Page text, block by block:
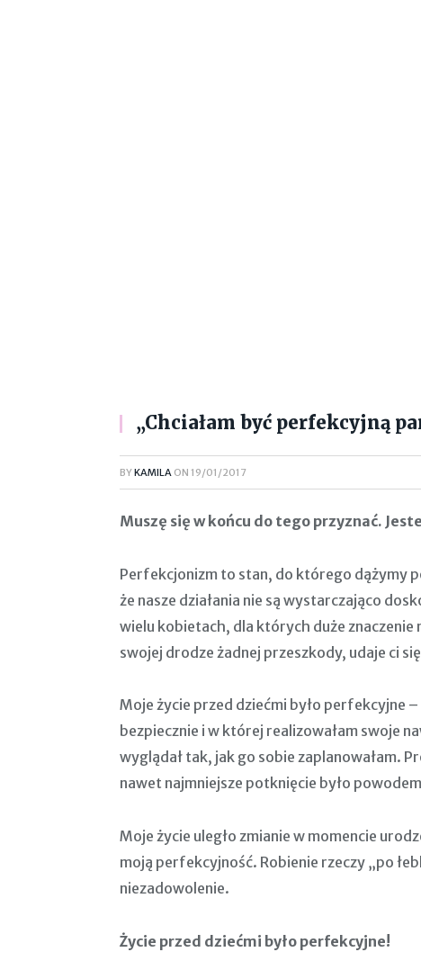
„Chciałam być perfekcyjną
BYKAMILA ON 19/01/2017
Muszę się w końcu do tego przyznać.
Perfekcjonizm to stan, do którego dążymy
że nasze działania nie są wystarczająco
wielu kobietach, dla których duże znaczenie
swojej drodze żadnej przeszkody, udaje ci
Moje życie przed dziećmi było perfekcyjne
bezpiecznie i w której realizowałam swoje
wyglądał tak, jak go sobie zaplanowałam.
nawet najmniejsze potknięcie było
Moje życie uległo zmianie w momencie
moją perfekcyjność. Robienie rzeczy „po
niezadowolenie.
Życie przed dziećmi było perfekcyjne!